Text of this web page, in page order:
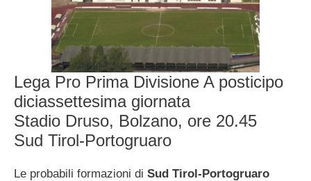
Lega Pro Prima Divisione A posticipo
diciassettesima giornata
Stadio Druso, Bolzano, ore 20.45
Sud Tirol-Portogruaro
Le probabili formazioni di Sud Tirol-Portogruaro